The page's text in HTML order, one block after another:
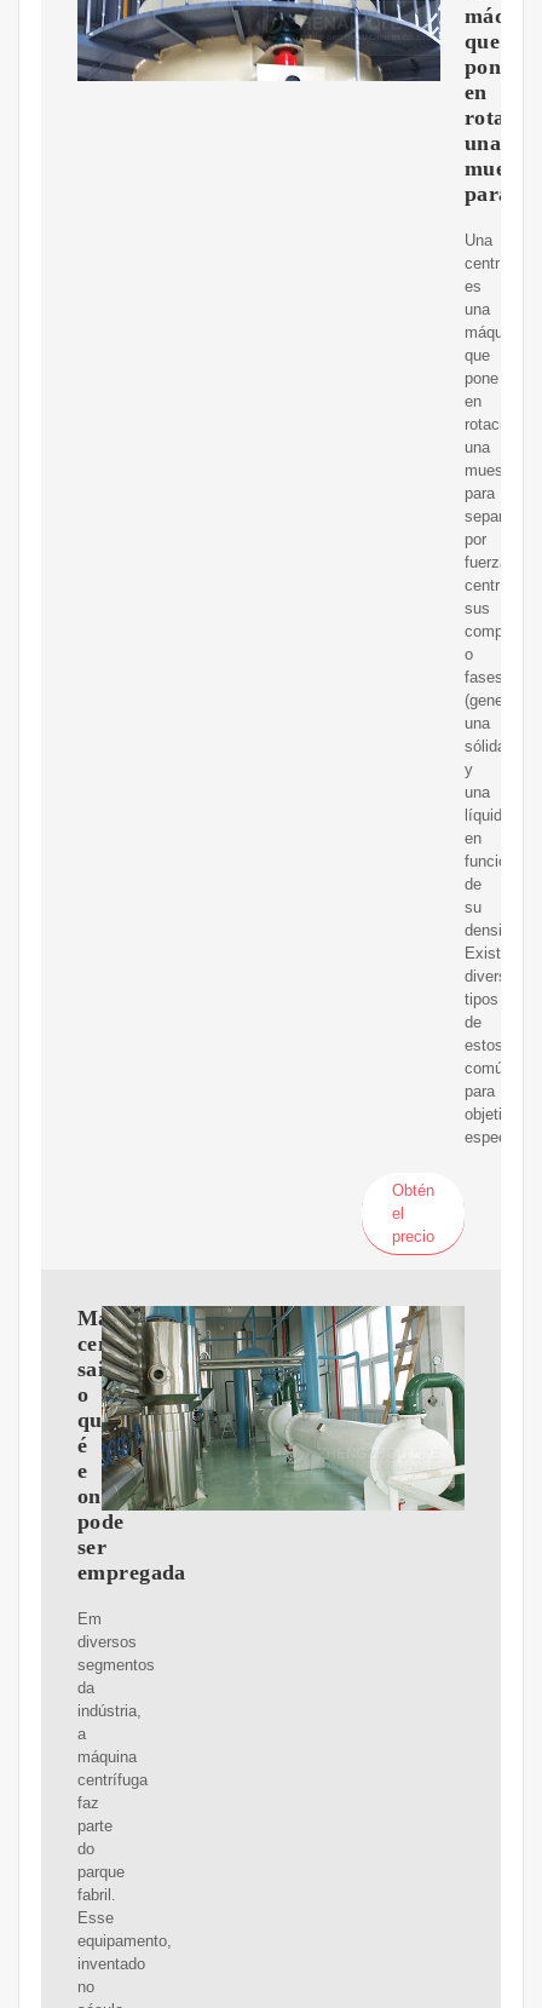
que
pone
en
una
para
Una
centrífuga
es
una
máquina
que
pone
en
rotación
una
muestra
para
separar
por
fuerza
centrífuga
sus
o
fases
una
sólida
y
una
líquida),
en
función
de
su
densidad.
Existen
diversos
tipos
de
estos,
para
objetivos
Obtén
el
precio
Máquina
centrífuga:
saiba
o
que
é
e
onde
pode
ser
empregada
Em
diversos
segmentos
da
indústria,
a
máquina
centrífuga
faz
parte
do
parque
fabril.
Esse
equipamento,
inventado
no